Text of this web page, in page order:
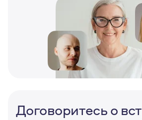
Договоритесь о